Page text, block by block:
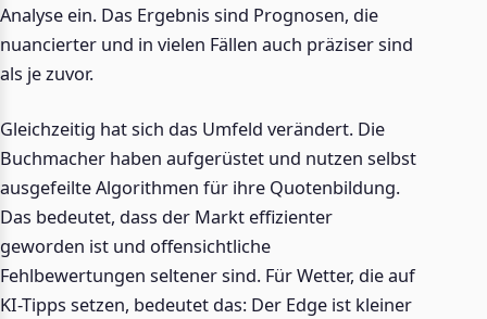
Analyse ein. Das Ergebnis sind Prognosen, die
nuancierter und in vielen Fällen auch präziser sind
als je zuvor.
Gleichzeitig hat sich das Umfeld verändert. Die
Buchmacher haben aufgerüstet und nutzen selbst
ausgefeilte Algorithmen für ihre Quotenbildung.
Das bedeutet, dass der Markt effizienter
geworden ist und offensichtliche
Fehlbewertungen seltener sind. Für Wetter, die auf
KI-Tipps setzen, bedeutet das: Der Edge ist kleiner